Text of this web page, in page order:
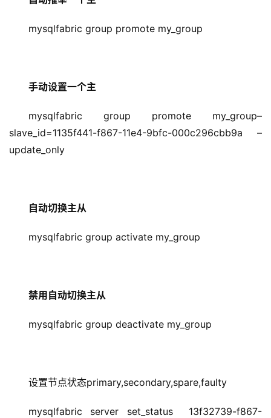
mysqlfabric group promote my_group
手动设置一个主
mysqlfabric group promote my_group–
slave_id=1135f441-f867-11e4-9bfc-000c296cbb9a –
update_only
自动切换主从
mysqlfabric group activate my_group
禁用自动切换主从
mysqlfabric group deactivate my_group
设置节点状态primary,secondary,spare,faulty
mysqlfabric server set_status  13f32739-f867-